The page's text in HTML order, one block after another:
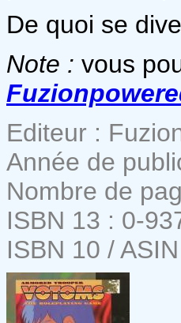
De quoi se
Note : vous
Editeur :
Année de
Nombre de
ISBN 13 : 0-
ISBN 10 /